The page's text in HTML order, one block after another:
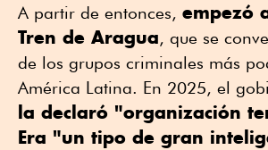
A partir de entonces, empezó
Tren de Aragua, que se
de los grupos criminales más
América Latina. En 2025, el
la declaró "organización
Era "un tipo de gran